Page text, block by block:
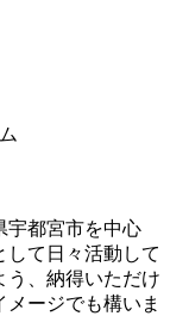
宇都宮市を中心
して日々活動して
う、納得いただけ
ージでも構いま